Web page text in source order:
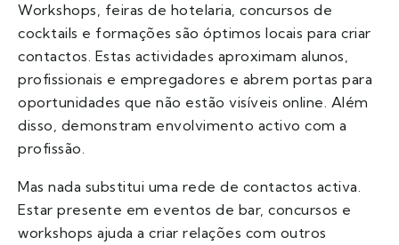
Workshops, feiras de hotelaria, concursos de
cocktails e formações são óptimos locais para criar
contactos. Estas actividades aproximam alunos,
profissionais e empregadores e abrem portas para
oportunidades que não estão visíveis online. Além
disso, demonstram envolvimento activo com a
profissão.
Mas nada substitui uma rede de contactos activa.
Estar presente em eventos de bar, concursos e
workshops ajuda a criar relações com outros